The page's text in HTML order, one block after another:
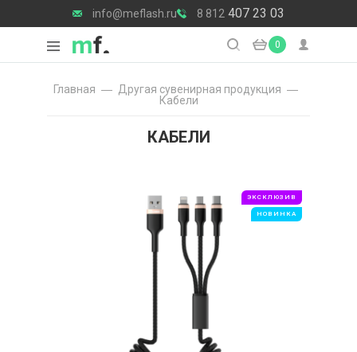
info@meflash.ru 8 812 407 23 03
0
Главная
Другая сувенирная продукция
Кабели
КАБЕЛИ
ЭКСКЛЮЗИВ
НОВИНКА